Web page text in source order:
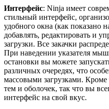
Интерфейс: Ninja имеет
стильный интерфейс,
удобного окна (как показано
добавлять, редактировать и
загрузки. Все закачки
При наведении указателя
остановки вы можете
различных очередях, что
массовыми загрузками.
тем и оболочек, так что вы
интерфейс на свой вкус.